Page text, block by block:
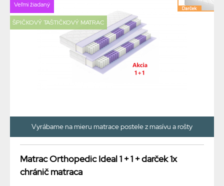
Veľmi žiadaný
ŠPIČKOVÝ TAŠTIČKOVÝ MATRAC
Vyrábame na mieru matrace postele z masívu a rošty
Matrac Orthopedic Ideal 1 + 1 + darček 1x
chránič matraca